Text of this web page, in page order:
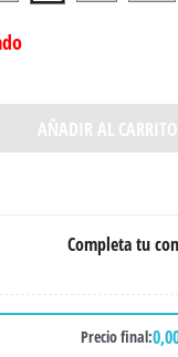
AÑADIR AL CARRITO
Completa tu
Precio final: